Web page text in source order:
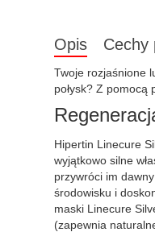
Opis Cechy
Twoje rozjaśnione
połysk? Z pomocą
Hipertin Linecure
wyjątkowo silne
przywróci im
środowisku i
maski Linecure
(zapewnia